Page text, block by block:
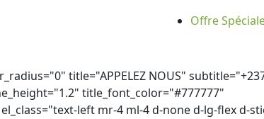
Offre
title="APPELEZ NOUS"
title_font_color="#777777"
left mr-4 ml-4 d-none d-lg-flex d-